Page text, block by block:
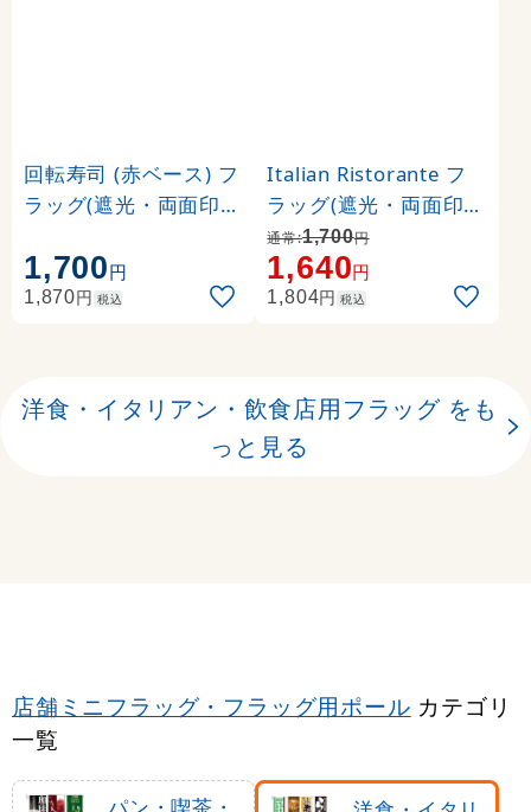
回転寿司 (赤ベース) フ
ラッグ(遮光・両面印刷
1,700円
1,870円 税込
Italian Ristorante フ
ラッグ(遮光・両面印刷
) (61173)
通常:1,700円
1,640円
1,804円 税込
洋食・イタリアン・飲食店用フラッグ をも
っと見る
店舗ミニフラッグ・フラッグ用ポール カテゴリ
一覧